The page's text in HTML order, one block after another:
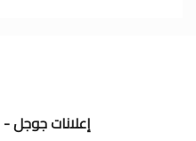
Annonce Google - إعلانات جوجل